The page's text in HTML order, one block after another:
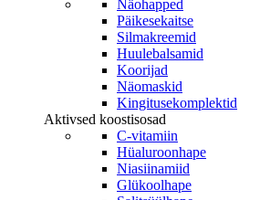
Näohapped
Päikesekaitse
Silmakreemid
Huulebalsamid
Koorijad
Näomaskid
Kingitusekomplektid
Aktivsed koostisosad
C-vitamiin
Hüaluroonhape
Niasiinamiid
Glükoolhape